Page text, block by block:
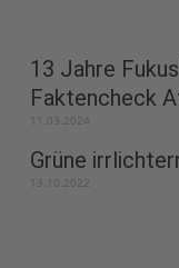
13 Jahre
Faktencheck
11.03.2024
Grüne
13.10.2022